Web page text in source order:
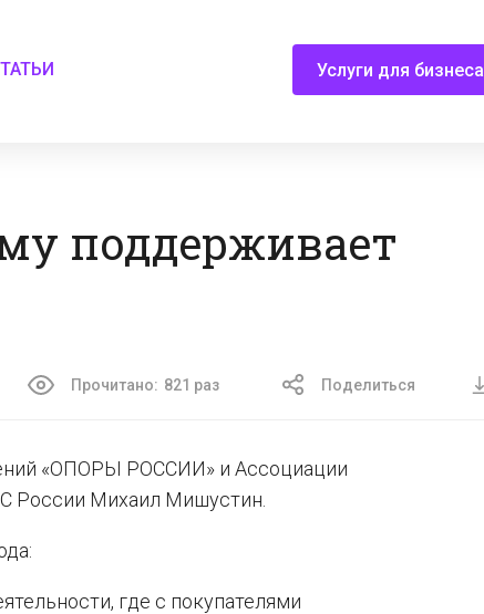
Услуги для бизнеса
поддерживает
Прочитано: 821 раз Поделиться
«ОПОРЫ РОССИИ» и Ассоциации
России Михаил Мишустин.
где с покупателями